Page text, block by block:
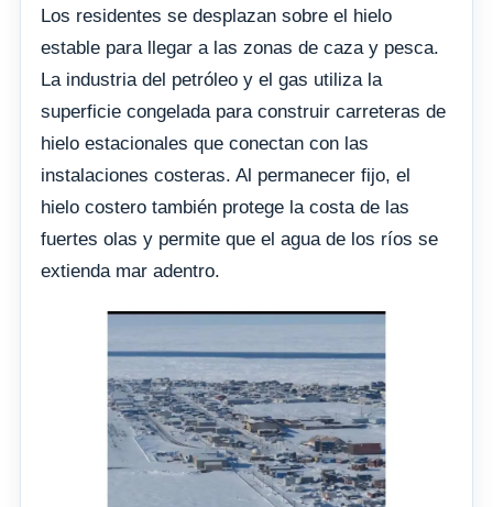
Los residentes se desplazan sobre el hielo
estable para llegar a las zonas de caza y pesca.
La industria del petróleo y el gas utiliza la
superficie congelada para construir carreteras de
hielo estacionales que conectan con las
instalaciones costeras. Al permanecer fijo, el
hielo costero también protege la costa de las
fuertes olas y permite que el agua de los ríos se
extienda mar adentro.